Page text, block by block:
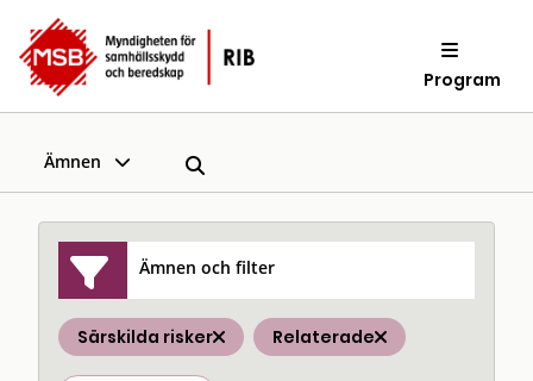
Program
Ämnen
Ämnen och filter
Särskilda risker Relaterade